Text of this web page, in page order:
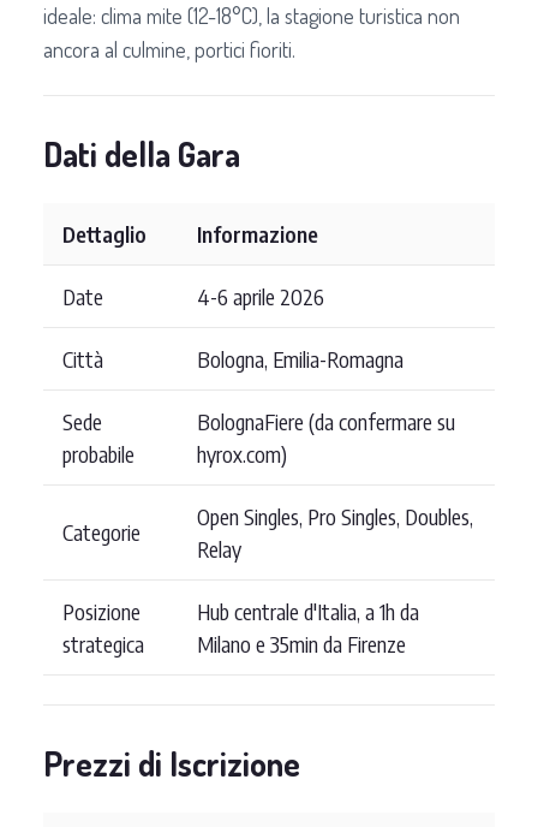
ideale: clima mite (12-18°C), la stagione turistica non
ancora al culmine, portici fioriti.
Dati della Gara
Dettaglio Informazione
Date 4-6 aprile 2026
Città Bologna, Emilia-Romagna
Sede
probabile
BolognaFiere (da confermare su
hyrox.com)
Categorie
Open Singles, Pro Singles, Doubles,
Relay
Posizione
strategica
Hub centrale d'Italia, a 1h da
Milano e 35min da Firenze
Prezzi di Iscrizione